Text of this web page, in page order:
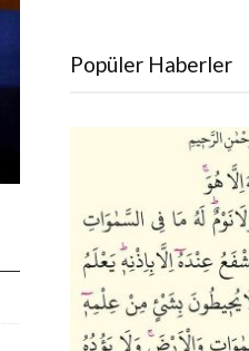
Popüler Haberler